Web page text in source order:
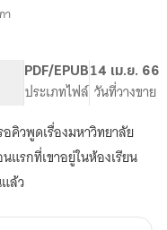
า
PDF/EPUB
ประเภทไฟล์
14 เม.ย. 66
วันที่วางขาย
คิวพูดเรื่องมหาวิทยาลัย
แรกที่เขาอยู่ในห้องเรียน
ล้ว